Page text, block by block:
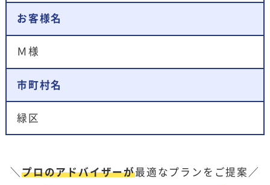
お客様名
Ｍ様
市町村名
緑区
＼プロのアドバイザーが最適なプランをご提案／